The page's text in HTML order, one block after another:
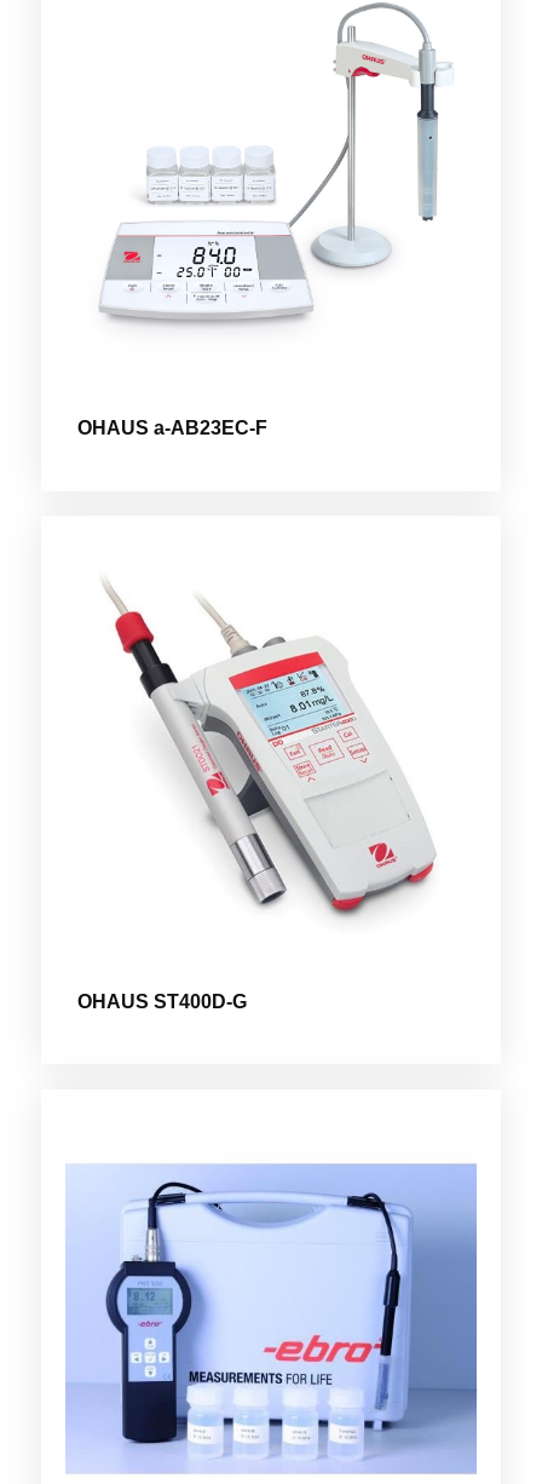
OHAUS a-AB23EC-F
OHAUS ST400D-G